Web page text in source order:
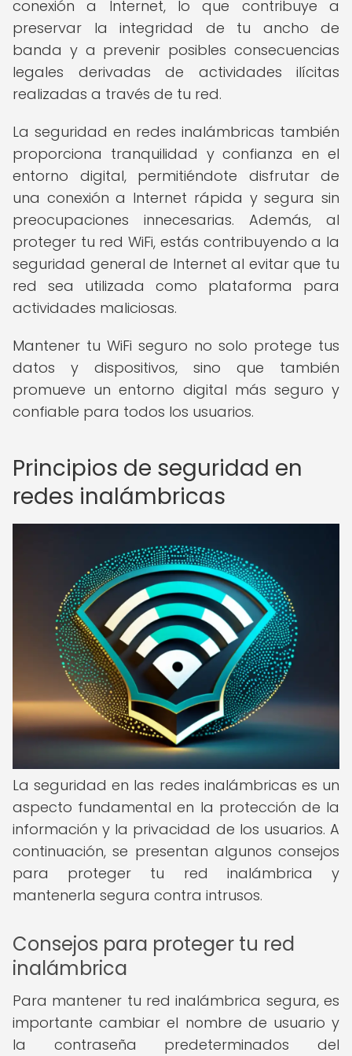
conexión a Internet, lo que contribuye a
preservar la integridad de tu ancho de
banda y a prevenir posibles consecuencias
legales derivadas de actividades ilícitas
realizadas a través de tu red.
La seguridad en redes inalámbricas también
proporciona tranquilidad y confianza en el
entorno digital, permitiéndote disfrutar de
una conexión a Internet rápida y segura sin
preocupaciones innecesarias. Además, al
proteger tu red WiFi, estás contribuyendo a la
seguridad general de Internet al evitar que tu
red sea utilizada como plataforma para
actividades maliciosas.
Mantener tu WiFi seguro no solo protege tus
datos y dispositivos, sino que también
promueve un entorno digital más seguro y
confiable para todos los usuarios.
Principios de seguridad en
redes inalámbricas
La seguridad en las redes inalámbricas es un
aspecto fundamental en la protección de la
información y la privacidad de los usuarios. A
continuación, se presentan algunos consejos
para proteger tu red inalámbrica y
mantenerla segura contra intrusos.
Consejos para proteger tu red
inalámbrica
Para mantener tu red inalámbrica segura, es
importante cambiar el nombre de usuario y
la contraseña predeterminados del